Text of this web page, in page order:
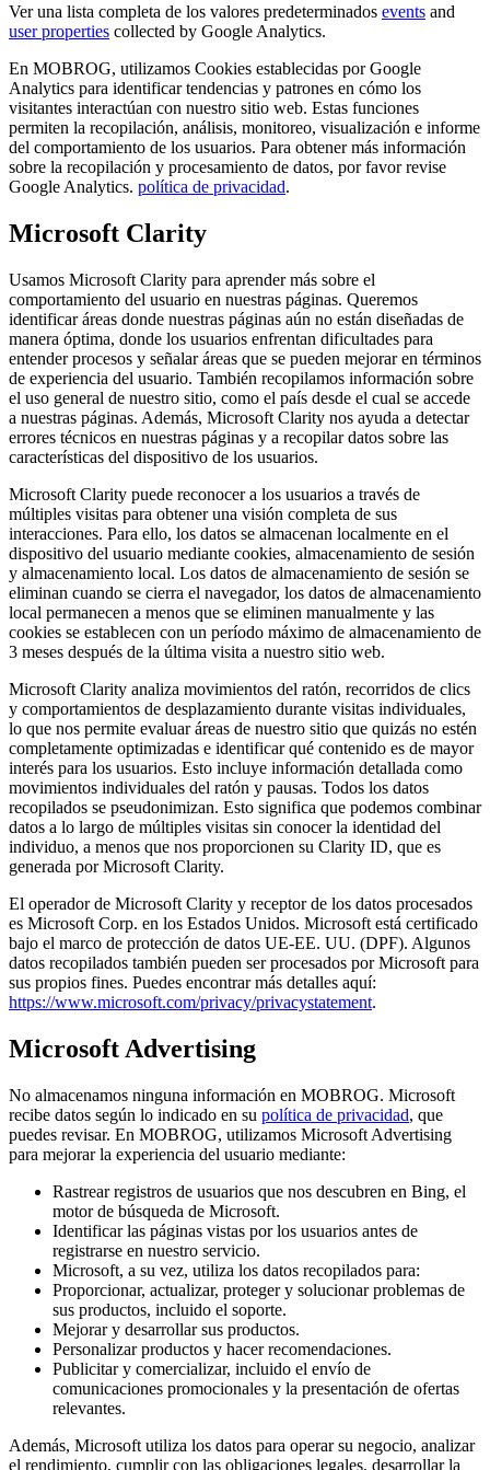
Ver una lista completa de los valores predeterminados events and
user properties collected by Google Analytics.
En MOBROG, utilizamos Cookies establecidas por Google
Analytics para identificar tendencias y patrones en cómo los
visitantes interactúan con nuestro sitio web. Estas funciones
permiten la recopilación, análisis, monitoreo, visualización e informe
del comportamiento de los usuarios. Para obtener más información
sobre la recopilación y procesamiento de datos, por favor revise
Google Analytics. política de privacidad.
Microsoft Clarity
Usamos Microsoft Clarity para aprender más sobre el
comportamiento del usuario en nuestras páginas. Queremos
identificar áreas donde nuestras páginas aún no están diseñadas de
manera óptima, donde los usuarios enfrentan dificultades para
entender procesos y señalar áreas que se pueden mejorar en términos
de experiencia del usuario. También recopilamos información sobre
el uso general de nuestro sitio, como el país desde el cual se accede
a nuestras páginas. Además, Microsoft Clarity nos ayuda a detectar
errores técnicos en nuestras páginas y a recopilar datos sobre las
características del dispositivo de los usuarios.
Microsoft Clarity puede reconocer a los usuarios a través de
múltiples visitas para obtener una visión completa de sus
interacciones. Para ello, los datos se almacenan localmente en el
dispositivo del usuario mediante cookies, almacenamiento de sesión
y almacenamiento local. Los datos de almacenamiento de sesión se
eliminan cuando se cierra el navegador, los datos de almacenamiento
local permanecen a menos que se eliminen manualmente y las
cookies se establecen con un período máximo de almacenamiento de
3 meses después de la última visita a nuestro sitio web.
Microsoft Clarity analiza movimientos del ratón, recorridos de clics
y comportamientos de desplazamiento durante visitas individuales,
lo que nos permite evaluar áreas de nuestro sitio que quizás no estén
completamente optimizadas e identificar qué contenido es de mayor
interés para los usuarios. Esto incluye información detallada como
movimientos individuales del ratón y pausas. Todos los datos
recopilados se pseudonimizan. Esto significa que podemos combinar
datos a lo largo de múltiples visitas sin conocer la identidad del
individuo, a menos que nos proporcionen su Clarity ID, que es
generada por Microsoft Clarity.
El operador de Microsoft Clarity y receptor de los datos procesados
es Microsoft Corp. en los Estados Unidos. Microsoft está certificado
bajo el marco de protección de datos UE-EE. UU. (DPF). Algunos
datos recopilados también pueden ser procesados por Microsoft para
sus propios fines. Puedes encontrar más detalles aquí:
https://www.microsoft.com/privacy/privacystatement.
Microsoft Advertising
No almacenamos ninguna información en MOBROG. Microsoft
recibe datos según lo indicado en su política de privacidad, que
puedes revisar. En MOBROG, utilizamos Microsoft Advertising
para mejorar la experiencia del usuario mediante:
Rastrear registros de usuarios que nos descubren en Bing, el
motor de búsqueda de Microsoft.
Identificar las páginas vistas por los usuarios antes de
registrarse en nuestro servicio.
Microsoft, a su vez, utiliza los datos recopilados para:
Proporcionar, actualizar, proteger y solucionar problemas de
sus productos, incluido el soporte.
Mejorar y desarrollar sus productos.
Personalizar productos y hacer recomendaciones.
Publicitar y comercializar, incluido el envío de
comunicaciones promocionales y la presentación de ofertas
relevantes.
Además, Microsoft utiliza los datos para operar su negocio, analizar
el rendimiento, cumplir con las obligaciones legales, desarrollar la